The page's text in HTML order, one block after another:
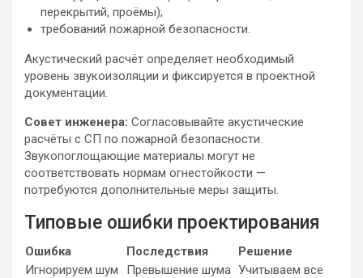
перекрытий, проёмы);
требований пожарной безопасности.
Акустический расчёт определяет необходимый
уровень звукоизоляции и фиксируется в проектной
документации.
Совет инженера: Согласовывайте акустические
расчёты с СП по пожарной безопасности.
Звукопоглощающие материалы могут не
соответствовать нормам огнестойкости —
потребуются дополнительные меры защиты.
Типовые ошибки проектирования
Ошибка Последствия
Решение
Игнорируем шум
Превышение шума Учитываем все